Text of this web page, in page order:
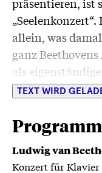
allein, was
ganz
als
Wir setzen mit
Todestages fort.
TEXT WIRD
Programm
Ludwig van
Konzert für Klavier